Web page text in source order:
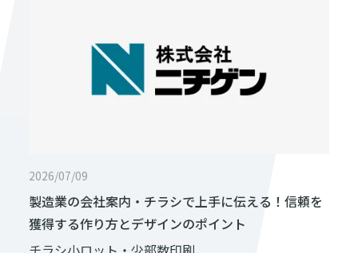
2026/07/09
製造業の会社案内・チラシで上手に伝える！信頼を
獲得する作り方とデザインのポイント